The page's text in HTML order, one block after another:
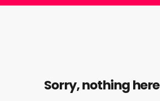
Sorry, nothing here